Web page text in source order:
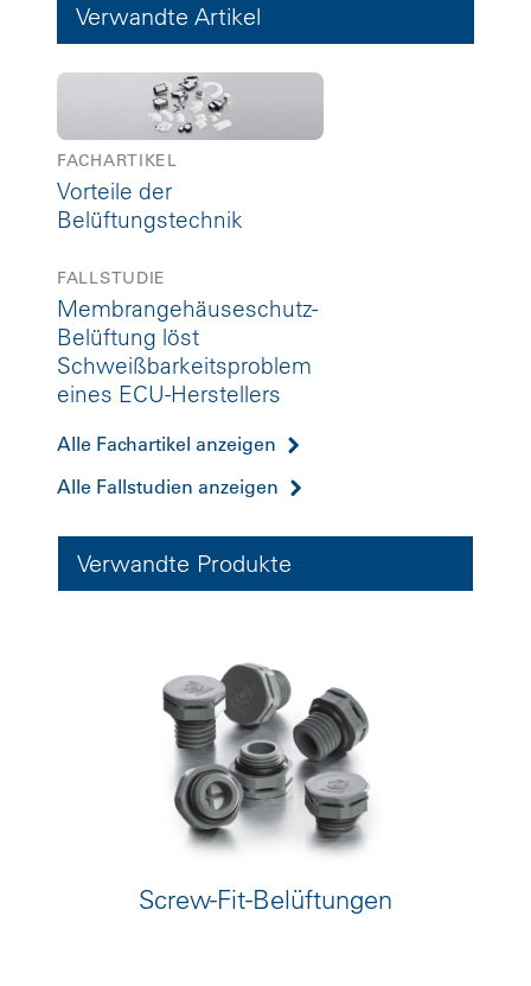
Verwandte Artikel
FACHARTIKEL
Vorteile der
Belüftungstechnik
FALLSTUDIE
Membrangehäuseschutz-
Belüftung löst
Schweißbarkeitsproblem
eines ECU-Herstellers
Alle Fachartikel anzeigen
Alle Fallstudien anzeigen
Verwandte Produkte
Screw-Fit-Belüftungen